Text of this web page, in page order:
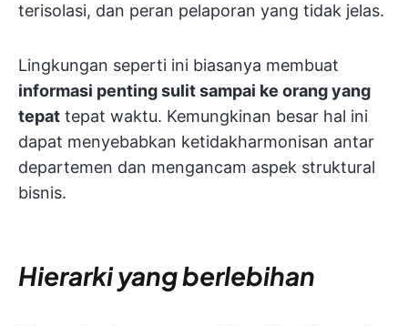
terisolasi, dan peran pelaporan yang tidak jelas.
Lingkungan seperti ini biasanya membuat
informasi penting sulit sampai ke orang yang
tepat tepat waktu. Kemungkinan besar hal ini
dapat menyebabkan ketidakharmonisan antar
departemen dan mengancam aspek struktural
bisnis.
Hierarki yang berlebihan